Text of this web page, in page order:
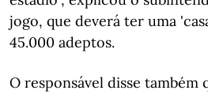
jogo, que deverá ter uma
45.000 adeptos.
O responsável disse também